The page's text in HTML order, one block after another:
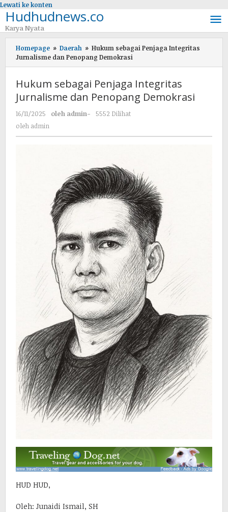
Lewati ke konten
Hudhudnews.co
Karya Nyata
Homepage » Daerah » Hukum sebagai Penjaga Integritas
Jurnalisme dan Penopang Demokrasi
Hukum sebagai Penjaga Integritas
Jurnalisme dan Penopang Demokrasi
16/11/2025 oleh admin-
5552 Dilihat
oleh admin
HUD HUD,
Oleh: Junaidi Ismail, SH